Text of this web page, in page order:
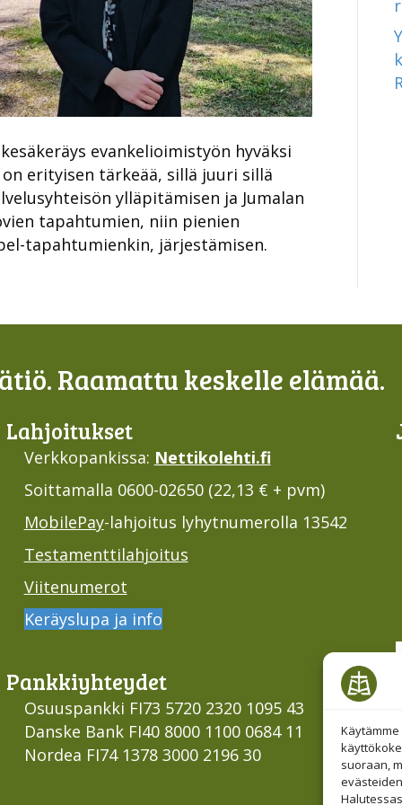
suoraan,
evankelioimistyön hyväksi
erityisen tärkeää, sillä juuri sillä
ylläpitämisen ja Jumalan
tapahtumien, niin pienien
tapahtumienkin, järjestämisen.
Raamattu keskelle elämää.
Lahjoi­tukset
Verkkopankissa: Nettikolehti.fi
Soittamalla 0600-02650 (22,13 € + pvm)
MobilePay-lahjoitus lyhytnumerolla 13542
Testamenttilahjoitus
Viitenumerot
Keräyslupa ja info
Pankki­yhteydet
Osuuspankki FI73 5720 2320 1095 43
Danske Bank FI40 8000 1100 0684 11
Nordea FI74 1378 3000 2196 30